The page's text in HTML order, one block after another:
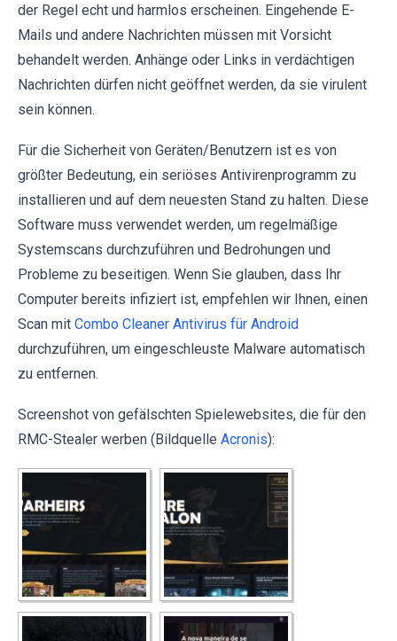
der Regel echt und harmlos erscheinen. Eingehende E-
Mails und andere Nachrichten müssen mit Vorsicht
behandelt werden. Anhänge oder Links in verdächtigen
Nachrichten dürfen nicht geöffnet werden, da sie virulent
sein können.
Für die Sicherheit von Geräten/Benutzern ist es von
größter Bedeutung, ein seriöses Antivirenprogramm zu
installieren und auf dem neuesten Stand zu halten. Diese
Software muss verwendet werden, um regelmäßige
Systemscans durchzuführen und Bedrohungen und
Probleme zu beseitigen. Wenn Sie glauben, dass Ihr
Computer bereits infiziert ist, empfehlen wir Ihnen, einen
Scan mit Combo Cleaner Antivirus für Android
durchzuführen, um eingeschleuste Malware automatisch
zu entfernen.
Screenshot von gefälschten Spielewebsites, die für den
RMC-Stealer werben (Bildquelle Acronis):